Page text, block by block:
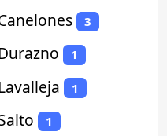
3
1
1
1